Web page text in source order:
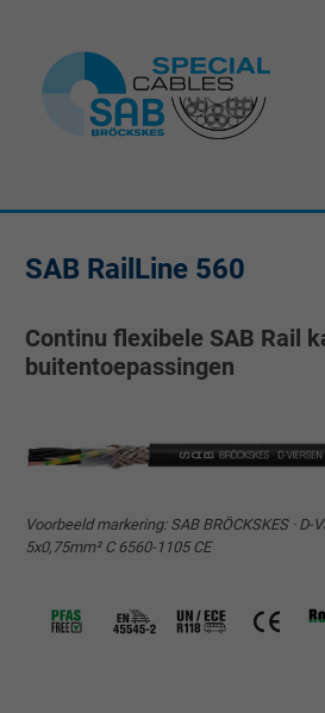
SAB RailLine 560
Continu flexibele SAB Rail
buitentoepassingen
Voorbeeld markering: SAB BRÖCKSKES · D-
5x0,75mm² C 6560-1105 CE